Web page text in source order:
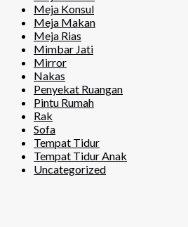
Meja Konsul
Meja Makan
Meja Rias
Mimbar Jati
Mirror
Nakas
Penyekat Ruangan
Pintu Rumah
Rak
Sofa
Tempat Tidur
Tempat Tidur Anak
Uncategorized